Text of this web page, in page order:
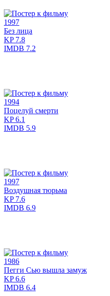
1997
Без лица
KP7.8
IMDB 7.2
1994
Поцелуй смерти
KP6.1
IMDB 5.9
1997
Воздушная тюрьма
KP7.6
IMDB 6.9
1986
Пегги Сью вышла замуж
KP6.6
IMDB 6.4